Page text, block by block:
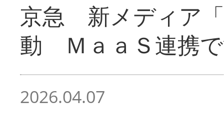
京急 新メディア
動 ＭａａＳ連携
2026.04.07